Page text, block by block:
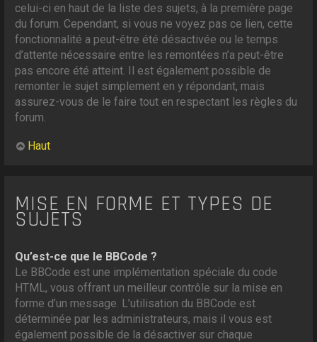
celui-ci en haut de la liste des sujets, à la première page
du forum. Cependant, si vous ne voyez pas ce lien, cette
fonctionnalité a peut-être été désactivée ou le temps
d’attente nécessaire entre les remontées n’a peut-être
pas encore été atteint. Il est également possible de
remonter le sujet simplement en y répondant, mais
assurez-vous de le faire tout en respectant les règles du
forum.
Haut
MISE EN FORME ET TYPES DE
SUJETS
Qu’est-ce que le BBCode ?
Le BBCode est une implémentation spéciale du code
HTML, vous offrant un meilleur contrôle sur la mise en
forme d’un message. L’utilisation du BBCode est
déterminée par les administrateurs, mais il vous est
également possible de la désactiver sur chaque